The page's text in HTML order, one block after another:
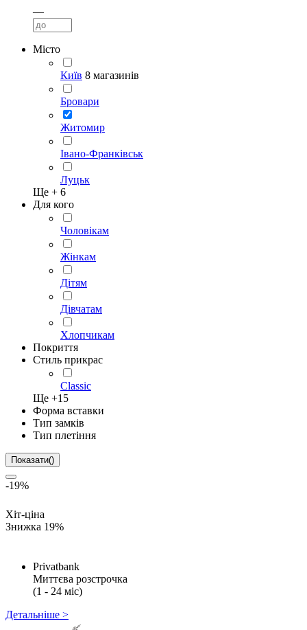
—
Місто
Київ 8 магазинів
Бровари
Житомир
Івано-Франківськ
Луцьк
Ще + 6
Для кого
Чоловікам
Жінкам
Дітям
Дівчатам
Хлопчикам
Покриття
Стиль прикрас
Classic
Ще +15
Форма вставки
Тип замків
Тип плетіння
Показати()
-19%
Хіт-ціна
Знижка 19%
Privatbank
Миттєва розстрочка
(1 - 24 міс)
Детальніше >